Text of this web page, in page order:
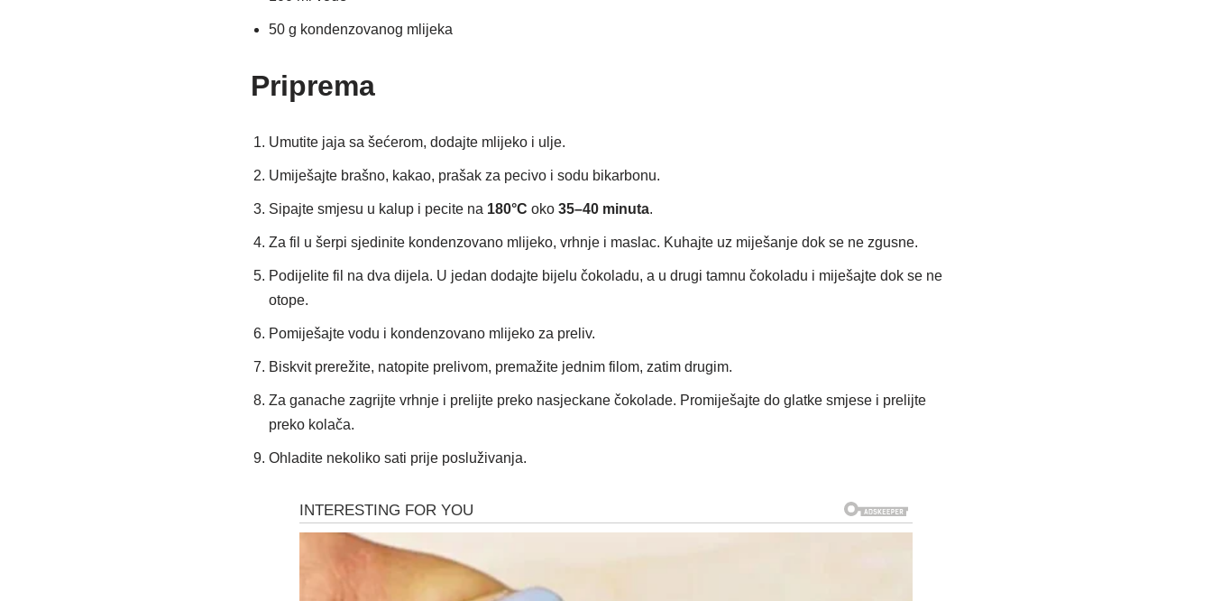
50 g kondenzovanog mlijeka
Priprema
Umutite jaja sa šećerom, dodajte mlijeko i ulje.
Umiješajte brašno, kakao, prašak za pecivo i sodu bikarbonu.
Sipajte smjesu u kalup i pecite na 180°C oko 35–40 minuta.
Za fil u šerpi sjedinite kondenzovano mlijeko, vrhnje i maslac. Kuhajte uz miješanje dok se ne zgusne.
Podijelite fil na dva dijela. U jedan dodajte bijelu čokoladu, a u drugi tamnu čokoladu i miješajte dok se ne
otope.
Pomiješajte vodu i kondenzovano mlijeko za preliv.
Biskvit prerežite, natopite prelivom, premažite jednim filom, zatim drugim.
Za ganache zagrijte vrhnje i prelijte preko nasjeckane čokolade. Promiješajte do glatke smjese i prelijte
preko kolača.
Ohladite nekoliko sati prije posluživanja.